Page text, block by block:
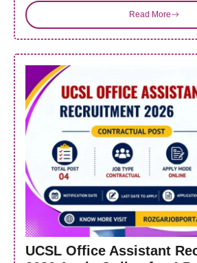
Read More
UCSL Office Assistant